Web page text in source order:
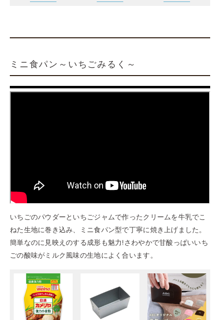
ミニ食パン～いちごみるく～
いちごのパウダーといちごジャムで作ったクリームを牛乳でこ
ねた生地に巻き込み、ミニ食パン型で丁寧に焼き上げました。
簡単なのに見映えのする成形も魅力!さわやかで甘酸っぱいいち
ごの酸味がミルク風味の生地によく合います。